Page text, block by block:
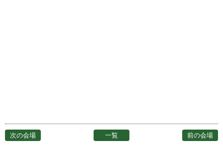
次の会場 一覧 前の会場